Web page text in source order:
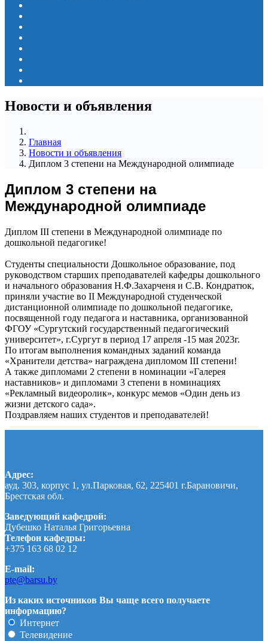
Новости и объявления
Главная
Новости и объявления
Диплом 3 степени на Международной олимпиаде
Диплом 3 степени на
Международной олимпиаде
Диплом III степени в Международной олимпиаде по
дошкольной педагогике!
Студенты специальности Дошкольное образование, под
руководством старших преподавателей кафедры дошкольного
и начального образования Н.Ф.Захарченя и С.В. Кондратюк,
приняли участие во II Международной студенческой
дистанционной олимпиаде по дошкольной педагогике,
посвященной году педагога и наставника, организованной
ФГОУ «Сургутский государственный педагогический
университет», г.Сургут в период 17 апреля -15 мая 2023г.
По итогам выполнения командных заданий команда
«Хранители детства» награждена дипломом III степени!
А также дипломами 2 степени в номинации «Галерея
наставников» и дипломами 3 степени в номинациях
«Рекламный видеоролик», конкурс мемов «Один день из
жизни детского сада».
Поздравляем наших студентов и преподавателей!
Адрес:
ауд. 303, корпус 1, ул.Парковая, 62, 225401 г.Барановичи,
Брестская обл.
Заведующий кафедрой:
Дубешко Наталья Григорьевна
Телефон кафедры:
+375 163 68 02 12
E-mail:
pte@barsu.by
Из каких источников Вы чаще всего получаете
информацию?
Интернет
Телевидение